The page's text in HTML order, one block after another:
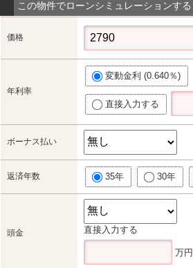
この物件でローンシミュレーションする
価格
年利率
変動金利 (0.640％)
直接入力する
ボーナス払い
返済年数 35年 30年
頭金 直接入力する
万円